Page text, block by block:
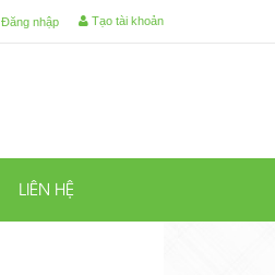
Đăng nhập Tạo tài khoản
LIÊN HỆ